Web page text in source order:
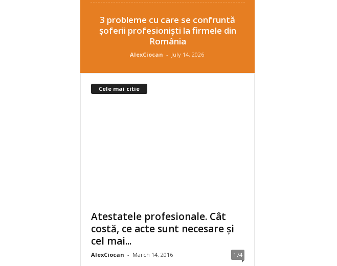
3 probleme cu care se confruntă
șoferii profesioniști la firmele din
România
AlexCiocan - July 14, 2026
Cele mai citie
Atestatele profesionale. Cât
costă, ce acte sunt necesare și
cel mai...
AlexCiocan - March 14, 2016 174